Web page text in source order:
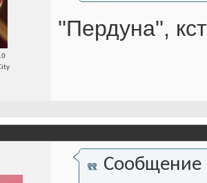
''Пердуна'',
Сообщение